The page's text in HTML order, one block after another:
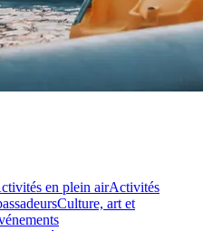
en plein airActivités
Culture, art et